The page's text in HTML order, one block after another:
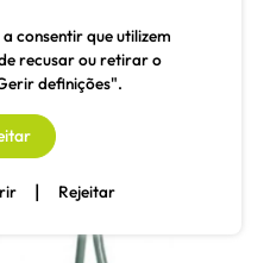
consentir que utilizem
recusar ou retirar o
definições".
| Rejeitar